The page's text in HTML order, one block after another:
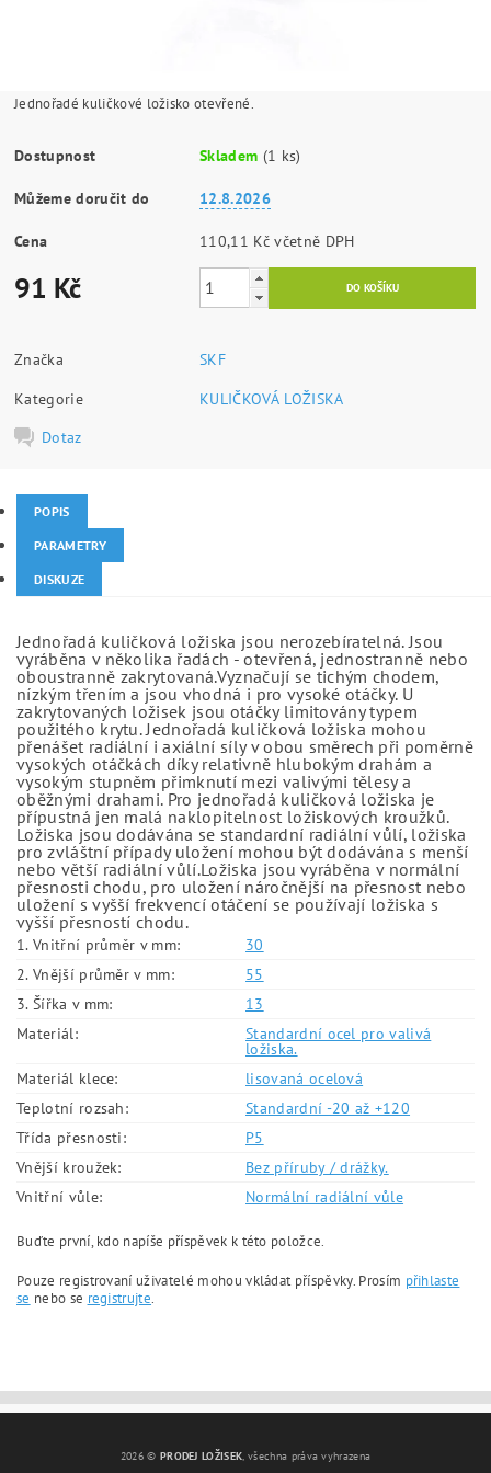
Jednořadé kuličkové ložisko otevřené.
Dostupnost Skladem (1 ks)
Můžeme doručit do 12.8.2026
Cena 110,11 Kč včetně DPH
91 Kč
Značka
SKF
Kategorie
KULIČKOVÁ LOŽISKA
Dotaz
POPIS
PARAMETRY
DISKUZE
Jednořadá kuličková ložiska jsou nerozebíratelná. Jsou
vyráběna v několika řadách - otevřená, jednostranně nebo
oboustranně zakrytovaná.Vyznačují se tichým chodem,
nízkým třením a jsou vhodná i pro vysoké otáčky. U
zakrytovaných ložisek jsou otáčky limitovány typem
použitého krytu. Jednořadá kuličková ložiska mohou
přenášet radiální i axiální síly v obou směrech při poměrně
vysokých otáčkách díky relativně hlubokým drahám a
vysokým stupněm přimknutí mezi valivými tělesy a
oběžnými drahami. Pro jednořadá kuličková ložiska je
přípustná jen malá naklopitelnost ložiskových kroužků.
Ložiska jsou dodávána se standardní radiální vůlí, ložiska
pro zvláštní případy uložení mohou být dodávána s menší
nebo větší radiální vůlí.Ložiska jsou vyráběna v normální
přesnosti chodu, pro uložení náročnější na přesnost nebo
uložení s vyšší frekvencí otáčení se používají ložiska s
vyšší přesností chodu.
1. Vnitřní průměr v mm:
30
2. Vnější průměr v mm:
55
3. Šířka v mm:
13
Materiál:
Standardní ocel pro valivá
ložiska.
Materiál klece:
lisovaná ocelová
Teplotní rozsah:
Standardní -20 až +120
Třída přesnosti:
P5
Vnější kroužek:
Bez příruby / drážky.
Vnitřní vůle:
Normální radiální vůle
Buďte první, kdo napíše příspěvek k této položce.
Pouze registrovaní uživatelé mohou vkládat příspěvky. Prosím přihlaste
se nebo se registrujte.
2026 © PRODEJ LOŽISEK, všechna práva vyhrazena